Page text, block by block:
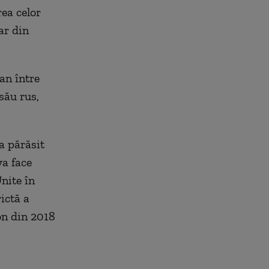
celor
din
între
rus,
părăsit
face
în
a
din 2018